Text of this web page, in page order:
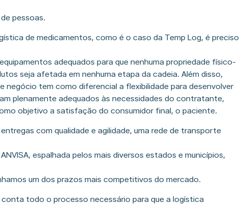
pessoas.
de medicamentos, como é o caso da Temp Log, é preciso
adequados para que nenhuma propriedade físico-
seja afetada em nenhuma etapa da cadeia. Além disso,
negócio tem como diferencial a flexibilidade para desenvolver
plenamente adequados às necessidades do contratante,
objetivo a satisfação do consumidor final, o paciente.
com qualidade e agilidade, uma rede de transporte
espalhada pelos mais diversos estados e municípios,
um dos prazos mais competitivos do mercado.
conta todo o processo necessário para que a logística